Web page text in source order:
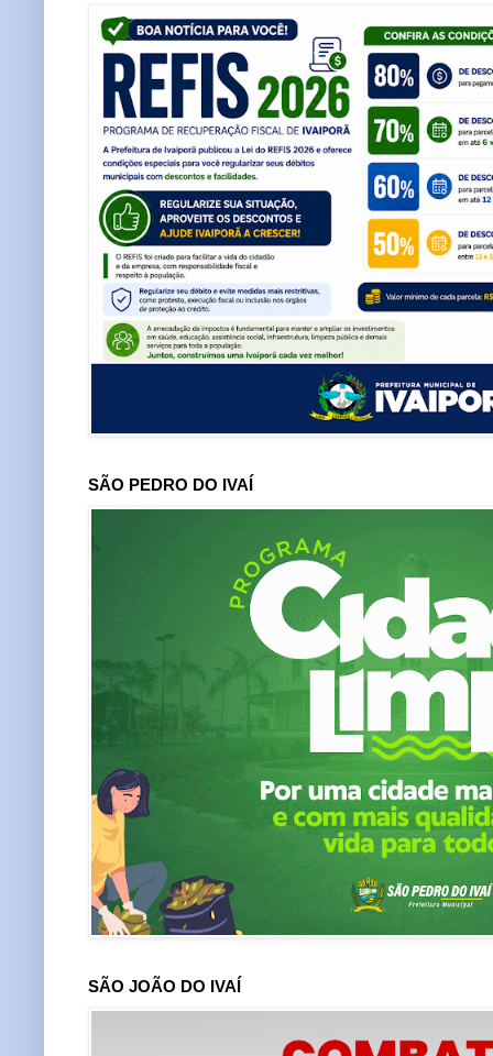
SÃO PEDRO DO IVAÍ
SÃO JOÃO DO IVAÍ